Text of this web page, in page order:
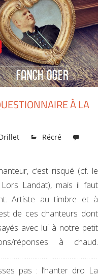
À LA
Récré
c’est risqué (cf. le
Landat), mais il faut
Artiste au timbre et à
de ces chanteurs dont
avec lui à notre petit
réponses à chaud.
pas : l’hanter dro La